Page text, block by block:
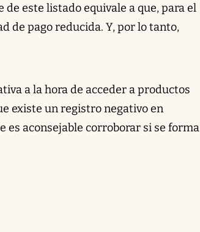
este listado equivale a que, para el
de pago reducida. Y, por lo tanto,
a la hora de acceder a productos
existe un registro negativo en
aconsejable corroborar si se forma